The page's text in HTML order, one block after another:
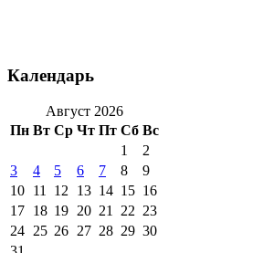
Календарь
Август 2026
Пн Вт Ср Чт Пт Сб Вс
1
2
3
4 5 6 7 8
9
10 11 12 13 14 15 16
17 18 19 20 21 22 23
24 25 26 27 28 29 30